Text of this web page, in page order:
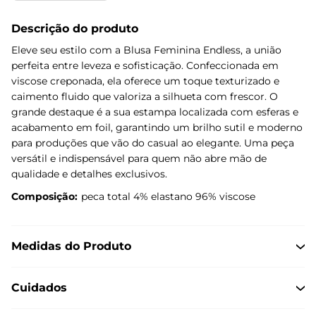
Descrição do produto
Eleve seu estilo com a Blusa Feminina Endless, a união
perfeita entre leveza e sofisticação. Confeccionada em
viscose creponada, ela oferece um toque texturizado e
caimento fluido que valoriza a silhueta com frescor. O
grande destaque é a sua estampa localizada com esferas e
acabamento em foil, garantindo um brilho sutil e moderno
para produções que vão do casual ao elegante. Uma peça
versátil e indispensável para quem não abre mão de
qualidade e detalhes exclusivos.
Composição: peca total 4% elastano 96% viscose
Medidas do Produto
Cuidados